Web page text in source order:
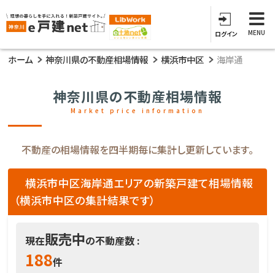
ログイン MENU
ホーム 神奈川県の不動産相場情報 横浜市中区 海岸通
神奈川県の不動産相場情報
Market price information
不動産の相場情報を四半期毎に集計し更新しています。
横浜市中区海岸通エリアの新築戸建て相場情報
（横浜市中区の集計結果です）
現在販売中の不動産数 :
188件